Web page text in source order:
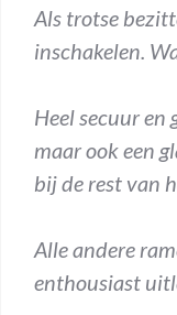
Als trotse
inschakelen.
Heel secuur en
maar ook een
bij de rest van
Alle andere
enthousiast